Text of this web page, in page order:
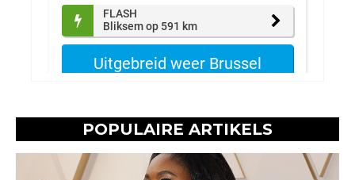
POPULAIRE ARTIKELS